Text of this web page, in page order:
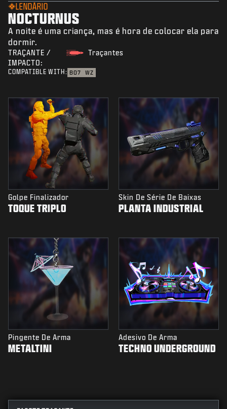
LENDÁRIO
NOCTURNUS
A noite é uma criança, mas é hora de colocar ela para
dormir.
TRAÇANTE /
IMPACTO:
Traçantes
COMPATIBLE WITH: BO7 WZ
Golpe Finalizador
TOQUE TRIPLO
Skin De Série De Baixas
PLANTA INDUSTRIAL
Pingente De Arma
METALTINI
Adesivo De Arma
TECHNO UNDERGROUND